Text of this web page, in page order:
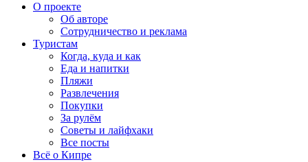
О проекте
Об авторе
Сотрудничество и реклама
Туристам
Когда, куда и как
Еда и напитки
Пляжи
Развлечения
Покупки
За рулём
Советы и лайфхаки
Все посты
Всё о Кипре